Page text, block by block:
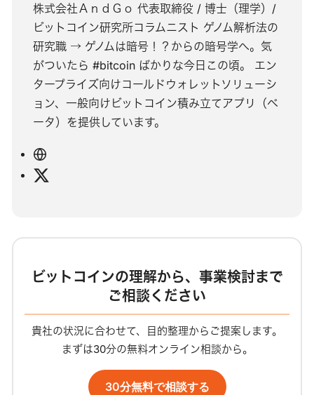
株式会社ＡｎｄＧｏ 代表取締役 / 博士（理学）/
ビットコイン研究所コラムニスト ゲノム解析法の
研究職 → ゲノムは暗号！？からの暗号学へ。気
がついたら #bitcoin ばかりな今日この頃。 エン
タープライズ向けコールドウォレットソリューシ
ョン、一般向けビットコイン積み立てアプリ（ベ
ータ）を提供しています。
ウ
ェ
イ
ビットコインの理解から、事業検討まで
ご相談ください
貴社の状況に合わせて、目的整理からご提案します。
まずは30分の無料オンライン相談から。
30分無料で相談する